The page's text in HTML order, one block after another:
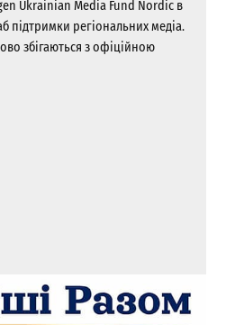
Ukrainian Media Fund Nordic в
підтримки регіональних медіа.
збігаються з офіційною